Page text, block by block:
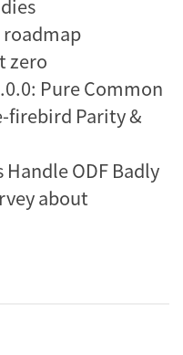
zero
Pure Common
firebird Parity &
Handle ODF Badly
about